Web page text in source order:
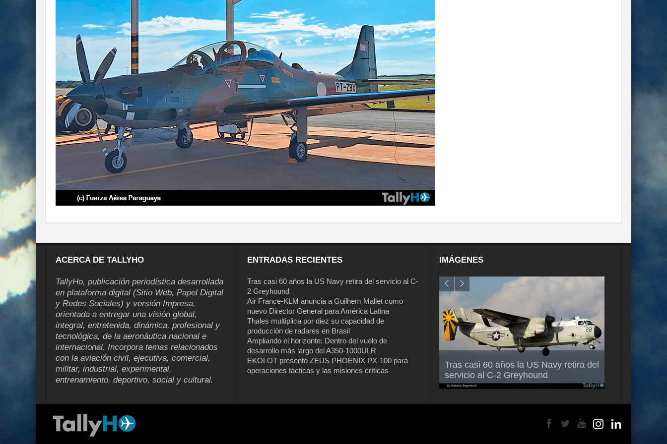
ACERCA DE TALLYHO
TallyHo, publicación periodística desarrollada
en plataforma digital (Sitio Web, Papel Digital
y Redes Sociales) y versión Impresa,
orientada a entregar una visión global,
integral, entretenida, dinámica, profesional y
tecnológica, de la aeronáutica nacional e
internacional. Incorpora temas relacionados
con la aviación civil, ejecutiva, comercial,
militar, industrial, experimental,
entrenamiento, deportivo, social y cultural.
ENTRADAS RECIENTES
Tras casi 60 años la US Navy retira del servicio al C-
2 Greyhound
Air France-KLM anuncia a Guilhem Mallet como
nuevo Director General para América Latina
Thales multiplica por diez su capacidad de
producción de radares en Brasil
Ampliando el horizonte: Dentro del vuelo de
desarrollo más largo del A350-1000ULR
EKOLOT presentó ZEUS PHOENIX PX-100 para
operaciones tácticas y las misiones críticas
IMÁGENES
Tras casi 60 años la US Navy retira del
servicio al C-2 Greyhound
Air France-KLM anuncia a Guilhem
Mallet como nuevo Director General
para América Latina